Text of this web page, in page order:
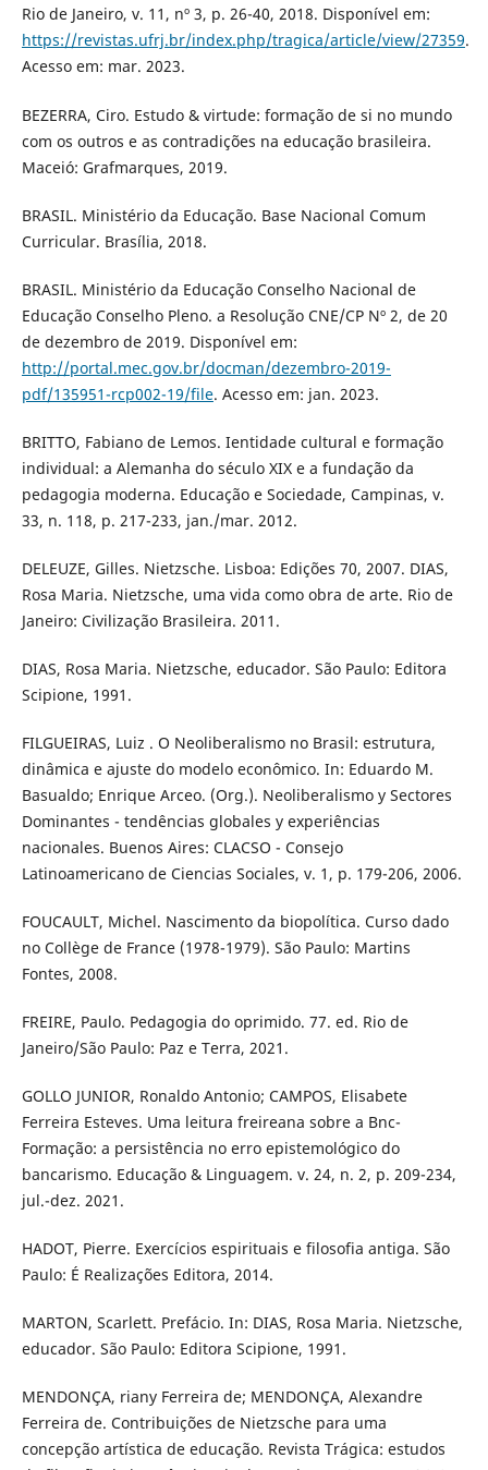
Rio de Janeiro, v. 11, nº 3, p. 26-40, 2018. Disponível em:
https://revistas.ufrj.br/index.php/tragica/article/view/27359.
Acesso em: mar. 2023.
BEZERRA, Ciro. Estudo & virtude: formação de si no mundo
com os outros e as contradições na educação brasileira.
Maceió: Grafmarques, 2019.
BRASIL. Ministério da Educação. Base Nacional Comum
Curricular. Brasília, 2018.
BRASIL. Ministério da Educação Conselho Nacional de
Educação Conselho Pleno. a Resolução CNE/CP Nº 2, de 20
de dezembro de 2019. Disponível em:
http://portal.mec.gov.br/docman/dezembro-2019-
pdf/135951-rcp002-19/file. Acesso em: jan. 2023.
BRITTO, Fabiano de Lemos. Ientidade cultural e formação
individual: a Alemanha do século XIX e a fundação da
pedagogia moderna. Educação e Sociedade, Campinas, v.
33, n. 118, p. 217-233, jan./mar. 2012.
DELEUZE, Gilles. Nietzsche. Lisboa: Edições 70, 2007. DIAS,
Rosa Maria. Nietzsche, uma vida como obra de arte. Rio de
Janeiro: Civilização Brasileira. 2011.
DIAS, Rosa Maria. Nietzsche, educador. São Paulo: Editora
Scipione, 1991.
FILGUEIRAS, Luiz . O Neoliberalismo no Brasil: estrutura,
dinâmica e ajuste do modelo econômico. In: Eduardo M.
Basualdo; Enrique Arceo. (Org.). Neoliberalismo y Sectores
Dominantes - tendências globales y experiências
nacionales. Buenos Aires: CLACSO - Consejo
Latinoamericano de Ciencias Sociales, v. 1, p. 179-206, 2006.
FOUCAULT, Michel. Nascimento da biopolítica. Curso dado
no Collège de France (1978-1979). São Paulo: Martins
Fontes, 2008.
FREIRE, Paulo. Pedagogia do oprimido. 77. ed. Rio de
Janeiro/São Paulo: Paz e Terra, 2021.
GOLLO JUNIOR, Ronaldo Antonio; CAMPOS, Elisabete
Ferreira Esteves. Uma leitura freireana sobre a Bnc-
Formação: a persistência no erro epistemológico do
bancarismo. Educação & Linguagem. v. 24, n. 2, p. 209-234,
jul.-dez. 2021.
HADOT, Pierre. Exercícios espirituais e filosofia antiga. São
Paulo: É Realizações Editora, 2014.
MARTON, Scarlett. Prefácio. In: DIAS, Rosa Maria. Nietzsche,
educador. São Paulo: Editora Scipione, 1991.
MENDONÇA, riany Ferreira de; MENDONÇA, Alexandre
Ferreira de. Contribuições de Nietzsche para uma
concepção artística de educação. Revista Trágica: estudos